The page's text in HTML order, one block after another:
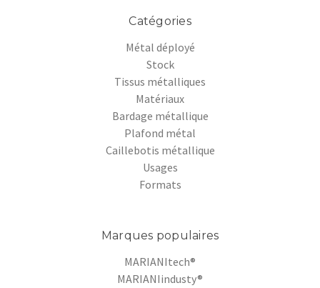
Catégories
Métal déployé
Stock
Tissus métalliques
Matériaux
Bardage métallique
Plafond métal
Caillebotis métallique
Usages
Formats
Marques populaires
MARIANItech®
MARIANIindusty®